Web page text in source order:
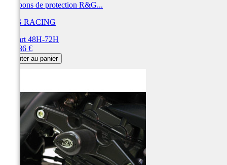
Tampons de protection R&G...
R&G RACING
Départ 48H-72H
296,86 €
Ajouter au panier